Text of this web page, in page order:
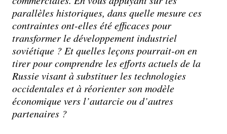
parallèles historiques, dans quelle mesure ces
contraintes ont-elles été efficaces pour
transformer le développement industriel
soviétique ? Et quelles leçons pourrait-on en
tirer pour comprendre les efforts actuels de la
Russie visant à substituer les technologies
occidentales et à réorienter son modèle
économique vers l’autarcie ou d’autres
partenaires ?